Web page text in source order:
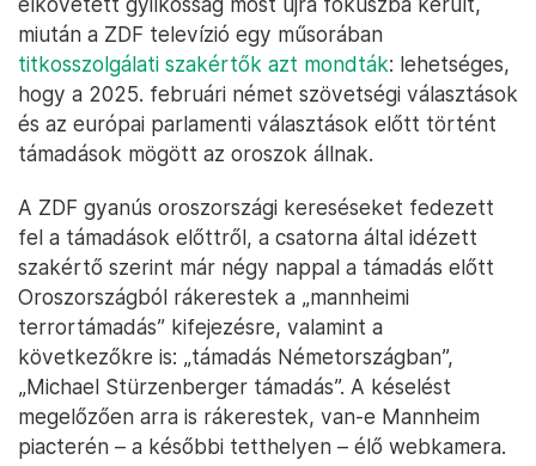
miután a ZDF televízió egy műsorában
titkosszolgálati szakértők azt mondták: lehetséges,
hogy a 2025. februári német szövetségi választások
és az európai parlamenti választások előtt történt
támadások mögött az oroszok állnak.
A ZDF gyanús oroszországi kereséseket fedezett
fel a támadások előttről, a csatorna által idézett
szakértő szerint már négy nappal a támadás előtt
Oroszországból rákerestek a „mannheimi
terrortámadás” kifejezésre, valamint a
következőkre is: „támadás Németországban”,
„Michael Stürzenberger támadás”. A késelést
megelőzően arra is rákerestek, van-e Mannheim
piacterén – a későbbi tetthelyen – élő webkamera.